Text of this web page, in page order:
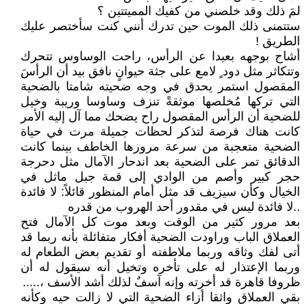
لمَ ذلك وقد خلصني من كفيك المميتتين ؟
ستتمنى ذلك الموت حين تدرك أنني كنت سأختصر عليك
الطريق !
أشاح بوجهه بعيدا عن الرأس، راحت الوساوس تتحرك
وتتكاثر مثل دود ٍ لامع على جثة حيوانٍ نافق بيد أن الرأسَ
المقصول استمر يحدق في وجه ضحيته شامتا بالضحية
التي تركها مُخلصها موثقةً تنزف وساوسا وريبة وخيل
للضحية أن الرأس المقصول راح يضحك مما آل إليه الأمر
كانت هناك فرصة لتذكر لحظات جميلة مرت في حياة
الضحية متعجبة من سرعة مرورها الخاطف بينما كانت
الدقائق تمر على الضحية بعد اندحار الآمال مثل دحرجة
حجر كبير وأصم من الوادي إلى قمة جبل ماثل في
الخيال وكأن سيزيف قد مثل أمام المنظور قائلاً: لا فائدة
..لا فائدة ليس في مقدور أحد الهروب من قدره
بعد مرور كثير من الوقت وبعد موت كل الآمال فتح
العملاق الباب وراودت الضحية أفكار متفائلة بأنه ربما قد
أتى لفك وثاقه وربما ملاطفته أو تقديم بعض الطعام له
وربما الإعتذار له على تأخره وتخيل أنه سيقول له أن
ظروفا قاهرة قد أخرته وإنه آسفٌ لذلك أشد الأسف ،.....
بقي العملاق واثقا أزاء الضحية التي لا زالت حيه وكأنه